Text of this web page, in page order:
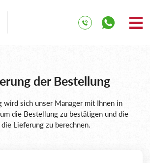
der Bestellung
wird sich unser Manager mit Ihnen in
die Bestellung zu bestätigen und die
Lieferung zu berechnen.